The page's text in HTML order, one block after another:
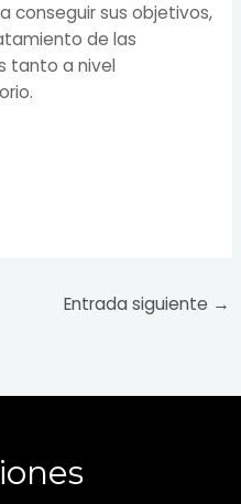
conseguir sus objetivos,
de las
tanto a nivel
Entrada siguiente →